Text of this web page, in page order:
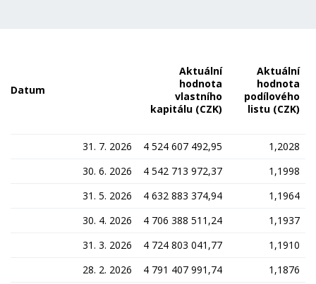
Datum
Aktuální
hodnota
vlastního
kapitálu (CZK)
Aktuální
hodnota
podílového
listu (CZK)
31. 7. 2026 4 524 607 492,95
1,2028
30. 6. 2026
4 542 713 972,37
1,1998
31. 5. 2026
4 632 883 374,94
1,1964
30. 4. 2026
4 706 388 511,24
1,1937
31. 3. 2026
4 724 803 041,77
1,1910
28. 2. 2026
4 791 407 991,74
1,1876